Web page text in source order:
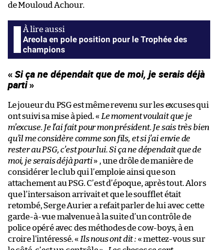
de Mouloud Achour.
Areola en pole position pour le Trophée des
champions
«Si ça ne dépendait que de moi, je serais déjà
parti»
Le joueur du PSG est même revenu sur les excuses qui
ont suivi sa mise à pied. « Le moment voulait que je
m’excuse. Je l’ai fait pour mon président. Je sais très bien
qu’il me considère comme son fils, et si j’ai envie de
rester au PSG, c’est pour lui. Si ça ne dépendait que de
moi, je serais déjà parti» , une drôle de manière de
considérer le club qui l’emploie ainsi que son
attachement au PSG. C’est d’époque, après tout. Alors
que l’intersaison arrivait et que le soufflet était
retombé, Serge Aurier a refait parler de lui avec cette
garde-à-vue malvenue à la suite d’un contrôle de
police opéré avec des méthodes de cow-boys, à en
croire l’intéressé. « Ils nous ont dit :« mettez-vous sur